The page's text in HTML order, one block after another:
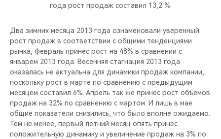
НОВИНКИ
АКСЕССУАРЫ
ПОДДЕРЖКА
ТЕХНИЧЕСКОЕ ОБСЛУЖИВАНИЕ
ЛЮДИ CHERY
БЛАГОТВОРИТЕЛЬНОСТЬ
CHERY И СПОРТ
CHERY REMOTE
CHERY CONNECT
НАШИ МЕРОПРИЯТИЯ
года рост продаж составил 13,2 %.
Два зимних месяца 2013 года ознаменовали уверенный
рост продаж в соответствии с общими тенденциями
рынка, февраль принес рост на 48% в сравнении с
январем 2013 года. Весенняя стагнация 2013 года
оказалась не актуальна для динамики продаж компании,
поскольку рост в марте по сравнению с предыдущим
месяцем составил 6%. Апрель так же принес рост объемов
продаж на 32% по сравнению с мартом. И лишь в мае
общие показатели снизились, что было вполне ожидаемо.
Тем не менее, первый летний месяц опять принес
положительную динамику и увеличение продаж на 3% по